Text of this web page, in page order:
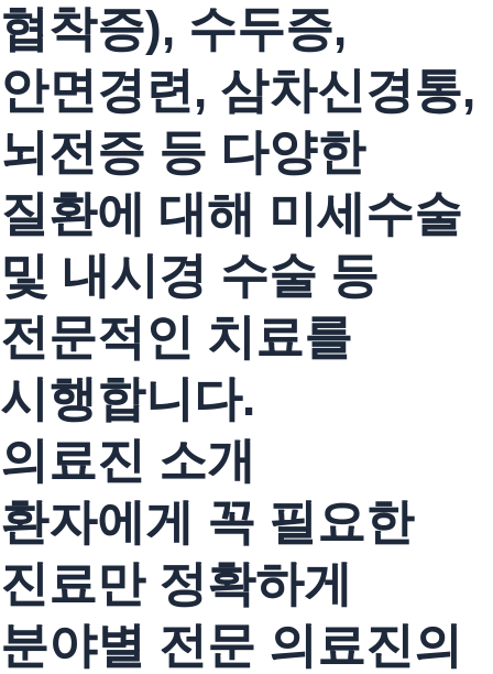
협착증), 수두증,
안면경련, 삼차신경통,
뇌전증 등 다양한
질환에 대해 미세수술
및 내시경 수술 등
전문적인 치료를
시행합니다.
의료진 소개
환자에게 꼭 필요한
진료만 정확하게
분야별 전문 의료진의